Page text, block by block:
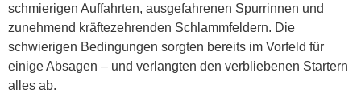
schmierigen Auffahrten, ausgefahrenen Spurrinnen und
zunehmend kräftezehrenden Schlammfeldern. Die
schwierigen Bedingungen sorgten bereits im Vorfeld für
einige Absagen – und verlangten den verbliebenen Startern
alles ab.